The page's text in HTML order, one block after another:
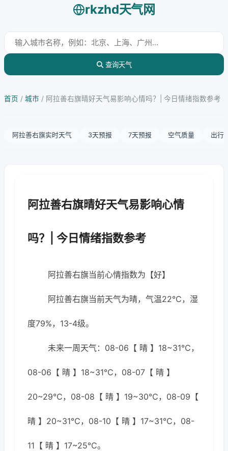
rkzhd天气网
查询天气
首页 / 城市 / 阿拉善右旗晴好天气易影响心情吗？| 今日情绪指数参考
阿拉善右旗实时天气 3天预报 7天预报 空气质量 出行
阿拉善右旗晴好天气易影响心情
吗？| 今日情绪指数参考
阿拉善右旗当前心情指数为【好】
阿拉善右旗当前天气为晴，气温22℃，湿
度79%，13-4级。
未来一周天气：08-06【 晴 】18~31℃，
08-06【 晴 】18~31℃，08-07【 晴 】
20~29℃，08-08【 晴 】19~30℃，08-09【
晴 】20~31℃，08-10【 晴 】17~31℃，08-
11【 晴 】17~25℃。